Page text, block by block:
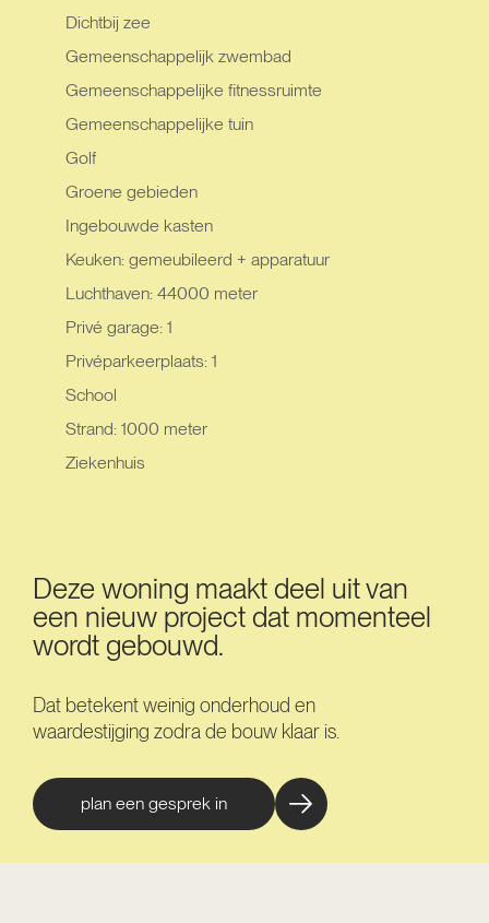
Dichtbij zee
Gemeenschappelijk zwembad
Gemeenschappelijke fitnessruimte
Gemeenschappelijke tuin
Golf
Groene gebieden
Ingebouwde kasten
Keuken: gemeubileerd + apparatuur
Luchthaven: 44000 meter
Privé garage: 1
Privéparkeerplaats: 1
School
Strand: 1000 meter
Ziekenhuis
Deze woning maakt deel uit van
een nieuw project dat momenteel
wordt gebouwd.
Dat betekent weinig onderhoud en
waardestijging zodra de bouw klaar is.
plan een gesprek in